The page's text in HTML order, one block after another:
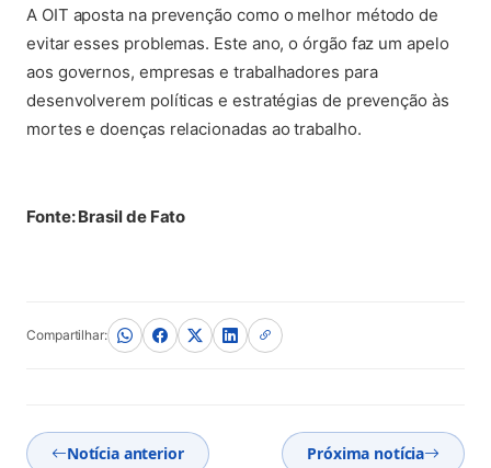
A OIT aposta na prevenção como o melhor método de
evitar esses problemas. Este ano, o órgão faz um apelo
aos governos, empresas e trabalhadores para
desenvolverem políticas e estratégias de prevenção às
mortes e doenças relacionadas ao trabalho.
Fonte: Brasil de Fato
Compartilhar:
Notícia anterior Próxima notícia